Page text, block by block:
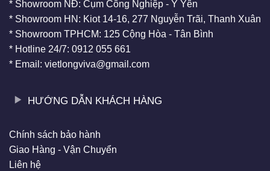
* Showroom NĐ: Cụm Công Nghiệp - Ý Yên
* Showroom HN: Kiot 14-16, 277 Nguyễn Trãi, Thanh Xuân
* Showroom TPHCM: 125 Cộng Hòa - Tân Bình
* Hotline 24/7: 0912 055 661
* Email: vietlongviva@gmail.com
HƯỚNG DẪN KHÁCH HÀNG
Chính sách bảo hành
Giao Hàng - Vận Chuyển
Liên hệ